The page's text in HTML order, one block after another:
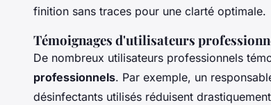
finition sans traces pour une clarté optimale.
Témoignages d'utilisateurs
De nombreux utilisateurs professionnels
professionnels. Par exemple, un
désinfectants utilisés réduisent